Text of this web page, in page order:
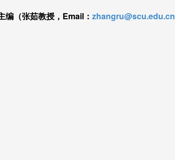
（张茹教授， Email ： zhangru@scu.edu.cn